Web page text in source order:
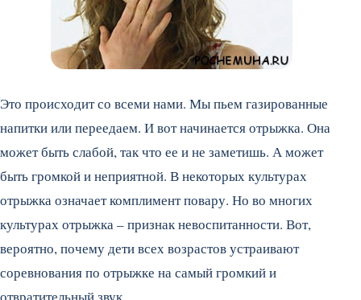
Это происходит со всеми нами. Мы пьем газированные
напитки или переедаем. И вот начинается отрыжка. Она
может быть слабой, так что ее и не заметишь. А может
быть громкой и неприятной. В некоторых культурах
отрыжка означает комплимент повару. Но во многих
культурах отрыжка – признак невоспитанности. Вот,
вероятно, почему дети всех возрастов устраивают
соревнования по отрыжке на самый громкий и